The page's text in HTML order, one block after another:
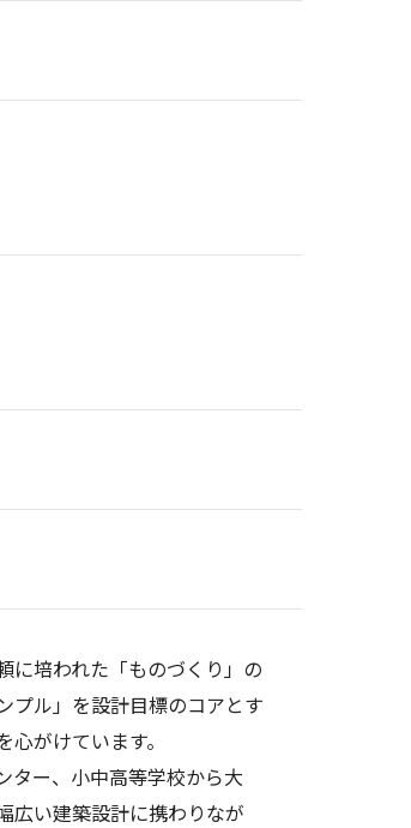
に培われた「ものづくり」の
プル」を設計目標のコアとす
がけています。
ター、小中高等学校から大
広い建築設計に携わりなが